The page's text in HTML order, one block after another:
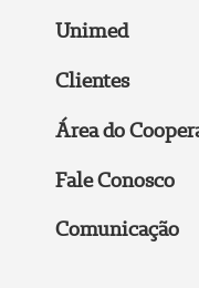
Unimed
Clientes
Área do
Fale Conosco
Comunicação